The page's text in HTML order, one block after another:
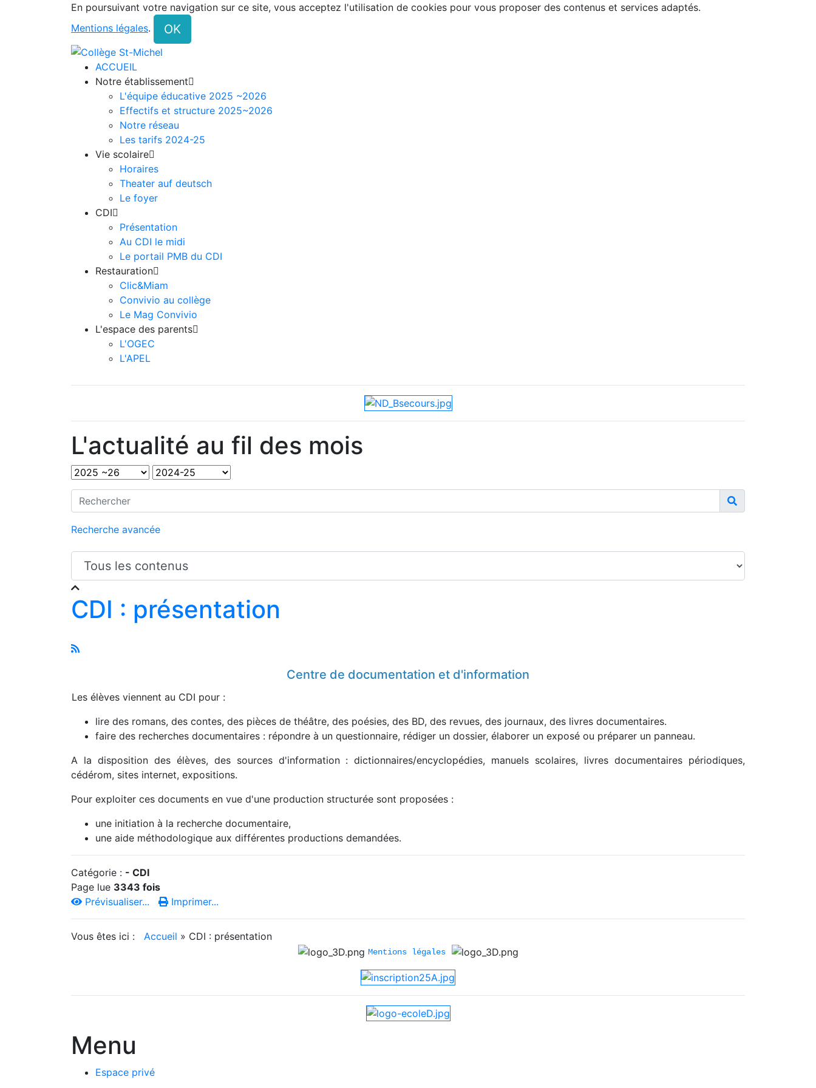
En poursuivant votre navigation sur ce site, vous acceptez l'utilisation de cookies pour vous proposer des contenus et services adaptés.
Mentions légales. OK
ACCUEIL
Notre établissement
L'équipe éducative 2025 ~2026
Effectifs et structure 2025~2026
Notre réseau
Les tarifs 2024-25
Vie scolaire
Horaires
Theater auf deutsch
Le foyer
CDI
Présentation
Au CDI le midi
Le portail PMB du CDI
Restauration
Clic&Miam
Convivio au collège
Le Mag Convivio
L'espace des parents
L'OGEC
L'APEL
L'actualité au fil des mois
Recherche avancée
CDI : présentation
Centre de documentation et d'information
Les élèves viennent au CDI pour :
lire des romans, des contes, des pièces de théâtre, des poésies, des BD, des revues, des jour­naux, des livres documen­taires.
faire des recherches docu­mentaires : répondre à un questionnaire, rédiger un dossier, élaborer un exposé ou préparer un panneau.
A la disposition des élèves, des sources d'information : dictionnaires/encyclopé­dies, manuels scolaires, livres documentaires pério­diques,
cédérom, sites internet, expositions.
Pour exploiter ces documents en vue d'une production structurée sont proposées :
une initiation à la recherche documentaire,
une aide méthodologique aux différentes productions demandées.
Catégorie : - CDI
Page lue 3343 fois
Prévisualiser...
Imprimer...
Vous êtes ici : Accueil » CDI : présentation
Mentions légales
Menu
Espace privé